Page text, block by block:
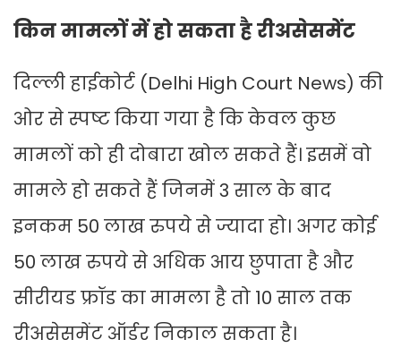
किन मामलों में हो सकता है रीअसेसमेंट
दिल्ली हाईकोर्ट (Delhi High Court News) की
ओर से स्पष्ट किया गया है कि केवल कुछ
मामलों को ही दोबारा खोल सकते हैं। इसमें वो
मामले हो सकते हैं जिनमें 3 साल के बाद
इनकम 50 लाख रुपये से ज्यादा हो। अगर कोई
50 लाख रुपये से अधिक आय छुपाता है और
सीरीयड फ्रॉड का मामला है तो 10 साल तक
रीअसेसमेंट ऑर्डर निकाल सकता है।